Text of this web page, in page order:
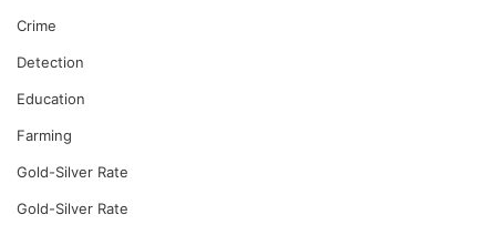
Crime
Detection
Education
Farming
Gold-Silver Rate
Gold-Silver Rate